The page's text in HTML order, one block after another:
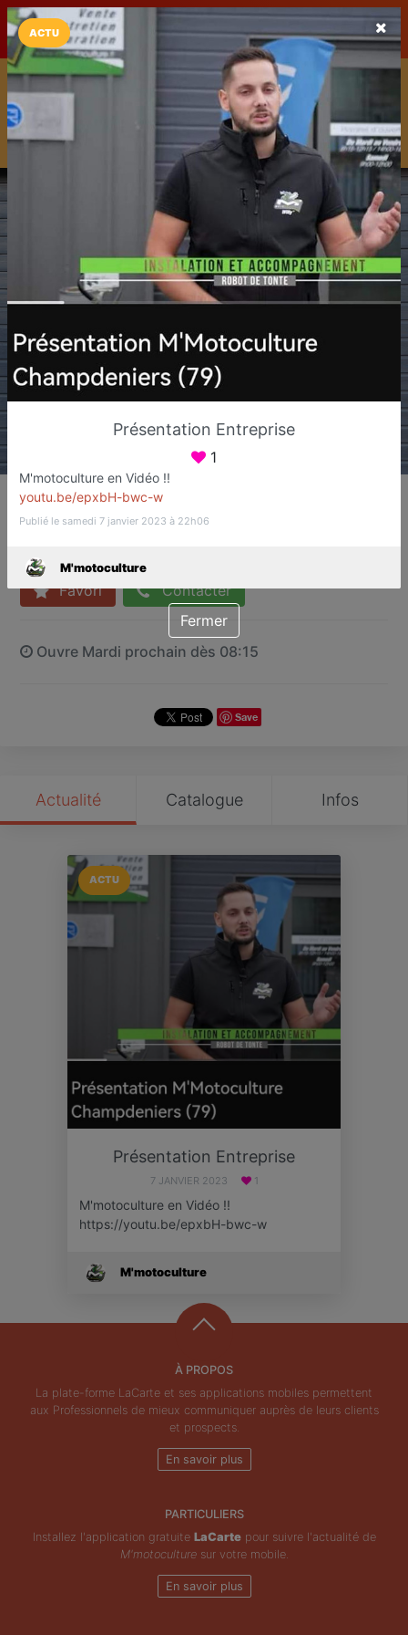
LaCarte LaCarte sur
Play Store
Installez l'App LaCarte
Téléchargez gratuitement l'app LaCarte pour suivre vos
commerces favoris et ne rien rater !
Télécharger Plus tard
M'motoculture
Motoculture de plaisance
Favori Contacter
Ouvre Mardi prochain dès 08:15
Save
Actualité Catalogue Infos
ACTU
Présentation Entreprise
7 JANVIER 2023 1
M'motoculture en Vidéo !!
https://youtu.be/epxbH-bwc-w
M'motoculture
À PROPOS
La plate-forme LaCarte et ses applications mobiles permettent
aux Professionnels de mieux communiquer auprès de leurs clients
et prospects.
En savoir plus
PARTICULIERS
Installez l'application gratuite LaCartepour suivre l'actualité de
M'motoculturesur votre mobile.
En savoir plus
ACTU
Présentation Entreprise
1
M'motoculture en Vidéo !!
youtu.be/epxbH-bwc-w
Publié le samedi 7 janvier 2023 à 22h06
M'motoculture
Fermer